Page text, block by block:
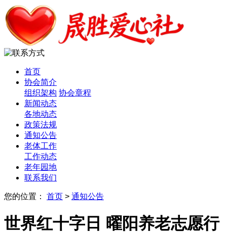
首页
协会简介
组织架构 协会章程
新闻动态
各地动态
政策法规
通知公告
老体工作
工作动态
老年园地
联系我们
您的位置： 首页 > 通知公告
世界红十字日 曜阳养老志愿行